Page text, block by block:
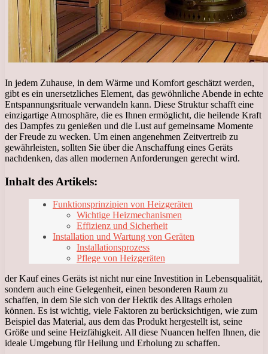
In jedem Zuhause, in dem Wärme und Komfort geschätzt werden,
gibt es ein unersetzliches Element, das gewöhnliche Abende in echte
Entspannungsrituale verwandeln kann. Diese Struktur schafft eine
einzigartige Atmosphäre, die es Ihnen ermöglicht, die heilende Kraft
des Dampfes zu genießen und die Lust auf gemeinsame Momente
der Freude zu wecken. Um einen angenehmen Zeitvertreib zu
gewährleisten, sollten Sie über die Anschaffung eines Geräts
nachdenken, das allen modernen Anforderungen gerecht wird.
Inhalt des Artikels:
Funktionsprinzipien von Heizgeräten
Wichtige Heizmechanismen
Effizienz und Sicherheit
Installation und Wartung von Geräten
Installationsprozess
Pflege von Heizgeräten
der Kauf eines Geräts ist nicht nur eine Investition in Lebensqualität,
sondern auch eine Gelegenheit, einen besonderen Raum zu
schaffen, in dem Sie sich von der Hektik des Alltags erholen
können. Es ist wichtig, viele Faktoren zu berücksichtigen, wie zum
Beispiel das Material, aus dem das Produkt hergestellt ist, seine
Größe und seine Heizfähigkeit. All diese Nuancen helfen Ihnen, die
ideale Umgebung für Heilung und Erholung zu schaffen.